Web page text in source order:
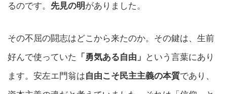
るのです。 先見の明がありました。
その不屈の闘志はどこから来たのか。その鍵は、生前
好んで使っていた 「勇気ある自由」 という言葉にあり
ます。安左エ門翁は自由こそ民主主義の本質であり、